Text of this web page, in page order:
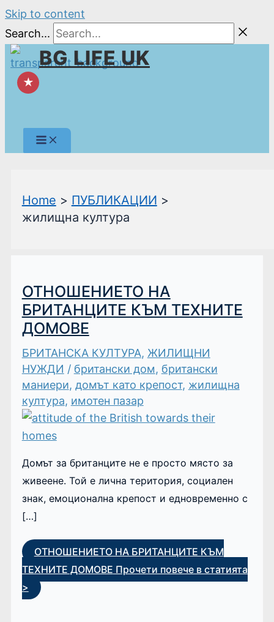
Skip to content
Search...
BG LIFE UK
★
Home
ПУБЛИКАЦИИ
жилищна култура
ОТНОШЕНИЕТО НА
БРИТАНЦИТЕ КЪМ ТЕХНИТЕ
ДОМОВЕ
БРИТАНСКА КУЛТУРА, ЖИЛИЩНИ
НУЖДИ / британски дом, британски
маниери, домът като крепост, жилищна
култура, имотен пазар
Домът за британците не е просто място за
живеене. Той е лична територия, социален
знак, емоционална крепост и едновременно с
[…]
ОТНОШЕНИЕТО НА БРИТАНЦИТЕ КЪМ
ТЕХНИТЕ ДОМОВЕ Прочети повече в статията
>